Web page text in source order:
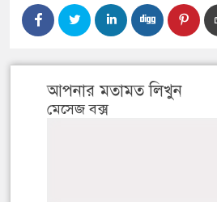
আপনার মতামত লিখুন
মেসেজ বক্স